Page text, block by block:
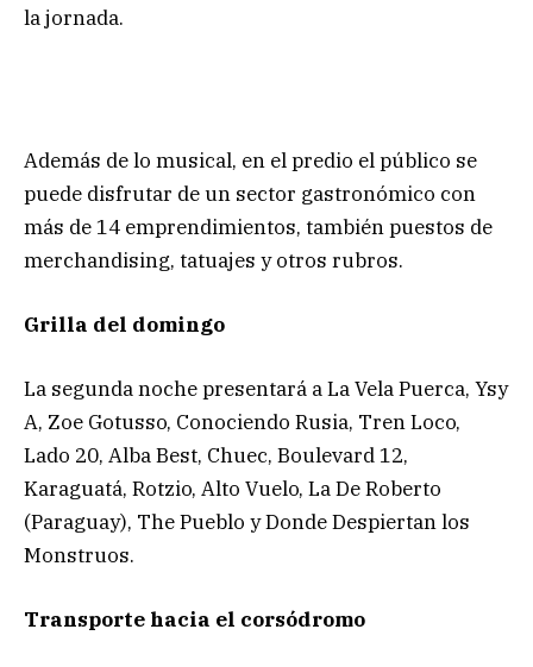
la jornada.
Además de lo musical, en el predio el público se
puede disfrutar de un sector gastronómico con
más de 14 emprendimientos, también puestos de
merchandising, tatuajes y otros rubros.
Grilla del domingo
La segunda noche presentará a La Vela Puerca, Ysy
A, Zoe Gotusso, Conociendo Rusia, Tren Loco,
Lado 20, Alba Best, Chuec, Boulevard 12,
Karaguatá, Rotzio, Alto Vuelo, La De Roberto
(Paraguay), The Pueblo y Donde Despiertan los
Monstruos.
Transporte hacia el corsódromo